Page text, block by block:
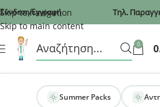
Recaptcha
Skip to navigation
Skip to main content
Σύνδεση/Εγγραφή Τηλ.
0
Summer Packs